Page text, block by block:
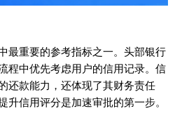
最重要的参考指标之一。头部银行
程中优先考虑用户的信用记录。信
还款能力，还体现了其财务责任
升信用评分是加速审批的第一步。